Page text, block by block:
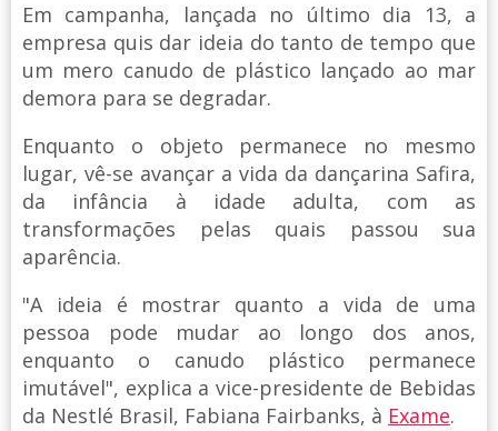
Em campanha, lançada no último dia 13, a
empresa quis dar ideia do tanto de tempo que
um mero canudo de plástico lançado ao mar
demora para se degradar.
Enquanto o objeto permanece no mesmo
lugar, vê-se avançar a vida da dançarina Safira,
da infância à idade adulta, com as
transformações pelas quais passou sua
aparência.
"A ideia é mostrar quanto a vida de uma
pessoa pode mudar ao longo dos anos,
enquanto o canudo plástico permanece
imutável", explica a vice-presidente de Bebidas
da Nestlé Brasil, Fabiana Fairbanks, à Exame.